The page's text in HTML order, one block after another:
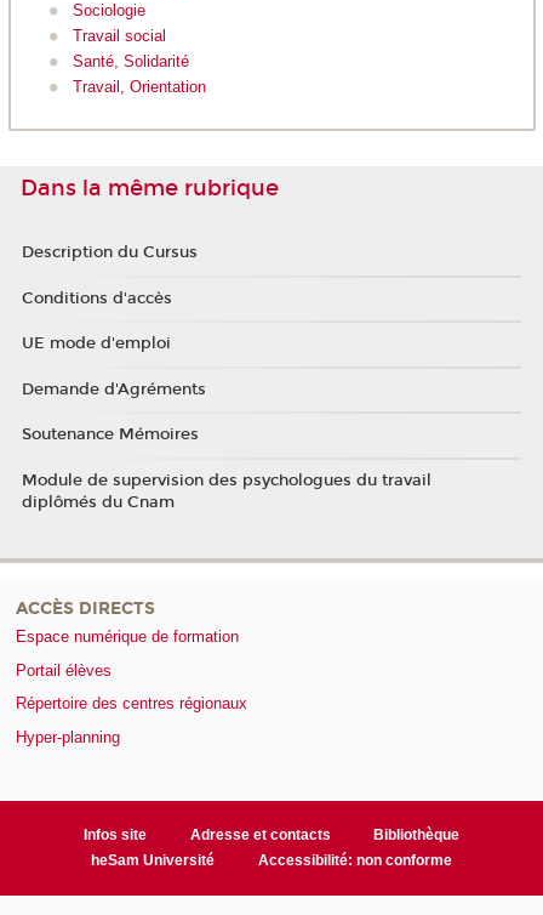
Sociologie
Travail social
Santé, Solidarité
Travail, Orientation
Dans la même rubrique
Description du Cursus
Conditions d'accès
UE mode d'emploi
Demande d'Agréments
Soutenance Mémoires
Module de supervision des psychologues du travail
diplômés du Cnam
ACCÈS DIRECTS
Espace numérique de formation
Portail élèves
Répertoire des centres régionaux
Hyper-planning
Infos site Adresse et contacts
Bibliothèque
heSam Université
Accessibilité: non conforme